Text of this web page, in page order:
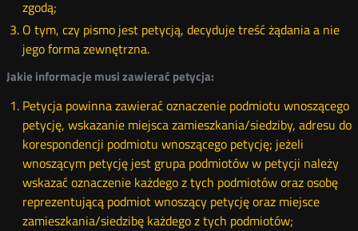
zgodą;
O tym, czy pismo jest petycją, decyduje treść żądania a nie
jego forma zewnętrzna.
Jakie informacje musi zawierać petycja:
Petycja powinna zawierać oznaczenie podmiotu wnoszącego
petycję, wskazanie miejsca zamieszkania/siedziby, adresu do
korespondencji podmiotu wnoszącego petycję; jeżeli
wnoszącym petycję jest grupa podmiotów w petycji należy
wskazać oznaczenie każdego z tych podmiotów oraz osobę
reprezentującą podmiot wnoszący petycję oraz miejsce
zamieszkania/siedzibę każdego z tych podmiotów;